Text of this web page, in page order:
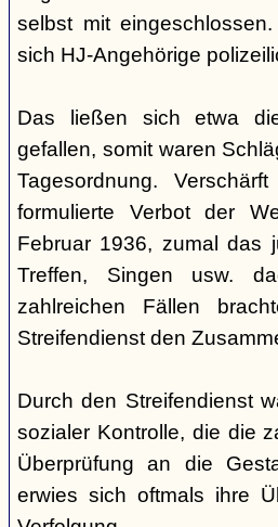
selbst mit
sich HJ-Angehörige
Das ließen sich etwa
gefallen, somit waren
Tagesordnung.
formulierte Verbot der
Februar 1936, zumal das
Treffen, Singen usw.
zahlreichen Fällen
Streifendienst den
Durch den Streifendienst
sozialer Kontrolle, die die
Überprüfung an die
erwies sich oftmals ihre